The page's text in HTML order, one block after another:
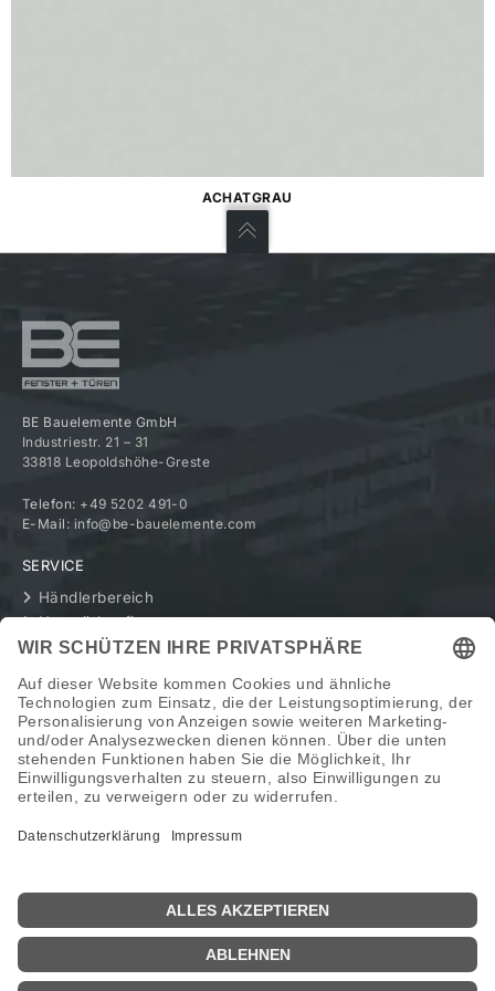
ACHATGRAU
BE Bauelemente GmbH
Industriestr. 21 – 31
33818 Leopoldshöhe-Greste
Telefon: +49 5202 491-0
E-Mail: info@be-bauelemente.com
SERVICE
Händlerbereich
Haustürkonfigurator
Geschichte
Werte
BE als Arbeitgeber
RECHTLICHES
Datenschutz
Transparenzschreiben